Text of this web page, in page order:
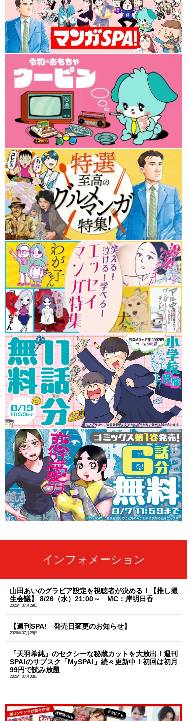
インフォメーション
山田あいのグラビア設定を視聴者が決める！【推し撮
生会議】 8/26（水）21:00～ MC：岸明日香
2026年07月29日
【週刊SPA! 発売日変更のお知らせ】
2026年07月28日
「天羽希純」のセクシーな秘蔵カットを大放出！週刊
SPA!のサブスク「MySPA!」続々更新中！初回は初月
99円で読み放題
2026年07月03日